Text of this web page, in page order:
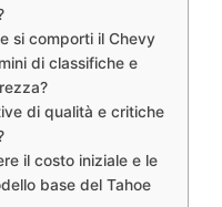
si comporti il Chevy
di classifiche e
di qualità e critiche
il costo iniziale e le
base del Tahoe